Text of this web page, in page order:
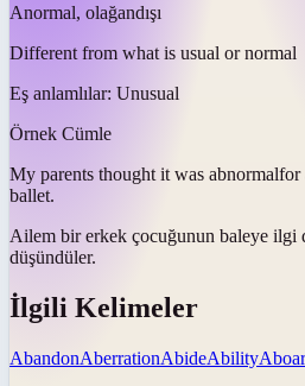
Anormal, olağandışı
Different from what is usual or normal
Eş anlamlılar: Unusual
Örnek Cümle
My parents thought it was abnormalfor
ballet.
Ailem bir erkek çocuğunun baleye ilgi
düşündüler.
İlgili Kelimeler
AbandonAberrationAbideAbility